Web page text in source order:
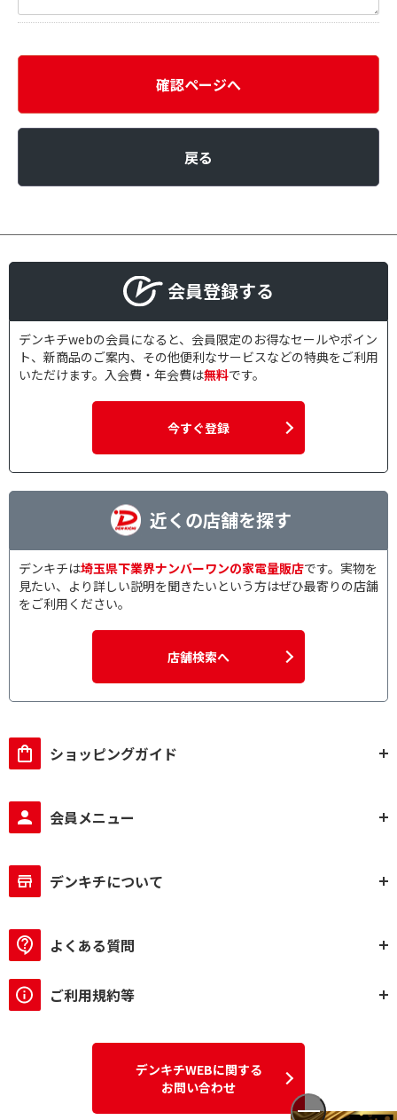
確認ページへ
戻る
会員登録する
デンキチwebの会員になると、会員限定のお得なセールやポイン
ト、新商品のご案内、その他便利なサービスなどの特典をご利用
いただけます。入会費・年会費は無料です。
今すぐ登録
近くの店舗を探す
デンキチは埼玉県下業界ナンバーワンの家電量販店です。実物を
見たい、より詳しい説明を聞きたいという方はぜひ最寄りの店舗
をご利用ください。
店舗検索へ
ショッピングガイド
会員メニュー
デンキチについて
よくある質問
ご利用規約等
デンキチWEBに関する
お問い合わせ